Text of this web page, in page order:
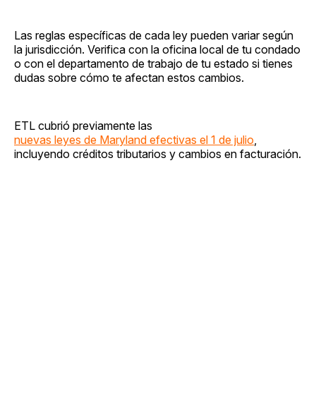
Las reglas específicas de cada ley pueden variar según
la jurisdicción. Verifica con la oficina local de tu condado
o con el departamento de trabajo de tu estado si tienes
dudas sobre cómo te afectan estos cambios.
ETL cubrió previamente las
nuevas leyes de Maryland efectivas el 1 de julio,
incluyendo créditos tributarios y cambios en facturación.